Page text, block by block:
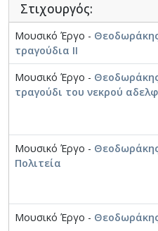
Στιχουργός:
Μουσικό Έργο -
τραγούδια II
Μουσικό Έργο -
τραγούδι του νεκρού
Μουσικό Έργο -
Πολιτεία
Μουσικό Έργο -